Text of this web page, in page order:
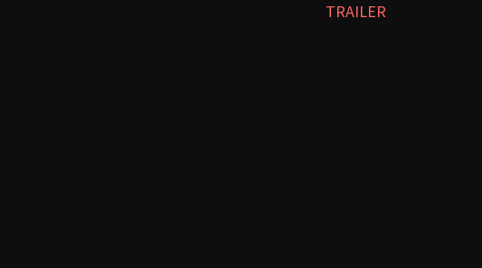
TRAILER